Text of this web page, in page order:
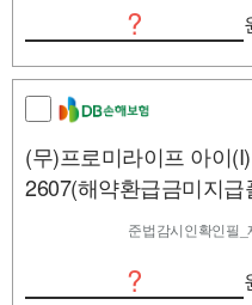
?
(무)프로미라이프 아이
2607(해약환급금미지
준법감시인확인필
?